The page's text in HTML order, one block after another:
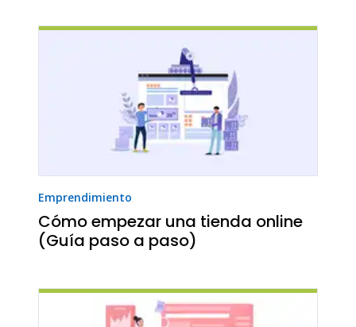
Emprendimiento
Cómo empezar una tienda online
(Guía paso a paso)